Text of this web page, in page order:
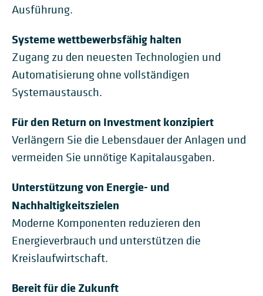
Ausführung.
Systeme wettbewerbsfähig halten
Zugang zu den neuesten Technologien und
Automatisierung ohne vollständigen
Systemaustausch.
Für den Return on Investment konzipiert
Verlängern Sie die Lebensdauer der Anlagen und
vermeiden Sie unnötige Kapitalausgaben.
Unterstützung von Energie- und
Nachhaltigkeitszielen
Moderne Komponenten reduzieren den
Energieverbrauch und unterstützen die
Kreislaufwirtschaft.
Bereit für die Zukunft